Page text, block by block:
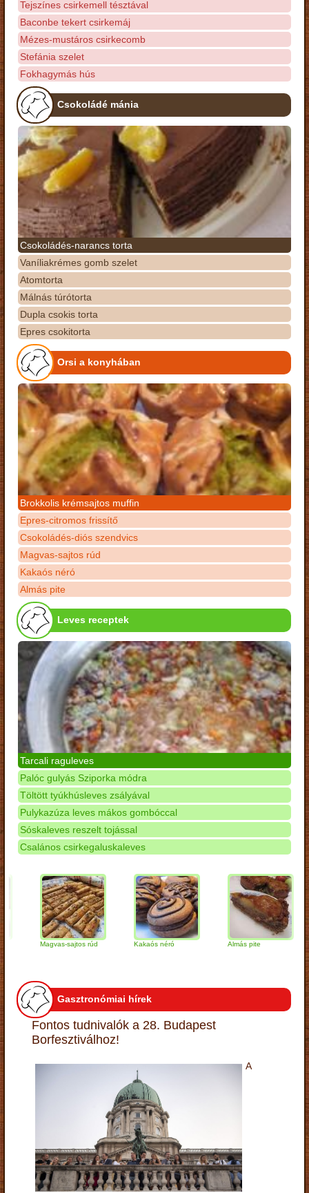
Tejszínes csirkemell tésztával
Baconbe tekert csirkemáj
Mézes-mustáros csirkecomb
Stefánia szelet
Fokhagymás hús
Csokoládé mánia
Csokoládés-narancs torta
Vaníliakrémes gomb szelet
Atomtorta
Málnás túrótorta
Dupla csokis torta
Epres csokitorta
Orsi a konyhában
Brokkolis krémsajtos muffin
Epres-citromos frissítő
Csokoládés-diós szendvics
Magvas-sajtos rúd
Kakaós néró
Almás pite
Leves receptek
Tarcali raguleves
Palóc gulyás Sziporka módra
Töltött tyúkhúsleves zsályával
Pulykazúza leves mákos gombóccal
Sóskaleves reszelt tojással
Csalános csirkegaluskaleves
Magvas-sajtos rúd Kakaós néró Almás pite
Gasztronómiai hírek
Fontos tudnivalók a 28. Budapest
Borfesztiválhoz!
A